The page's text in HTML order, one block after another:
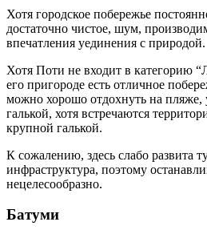
Хотя городское побережье
достаточно чистое, шум,
впечатления уединения с природой.
Хотя Поти не входит в категорию
его пригороде есть отличное
можно хорошо отдохнуть на
галькой, хотя встречаются
крупной галькой.
К сожалению, здесь слабо развита
инфраструктура, поэтому
нецелесообразно.
Батуми